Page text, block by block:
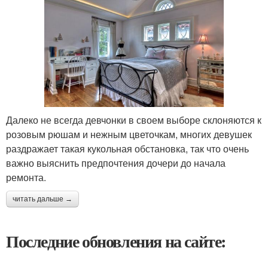
Далеко не всегда девчонки в своем выборе склоняются к
розовым рюшам и нежным цветочкам, многих девушек
раздражает такая кукольная обстановка, так что очень
важно выяснить предпочтения дочери до начала
ремонта.
читать дальше →
Последние обновления на сайте: